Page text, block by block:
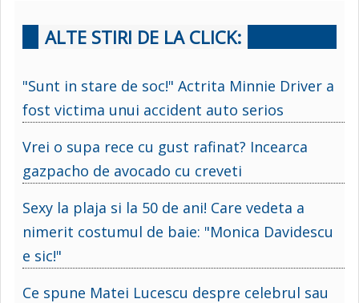
ALTE STIRI DE LA CLICK:
"Sunt in stare de soc!" Actrita Minnie Driver a
fost victima unui accident auto serios
Vrei o supa rece cu gust rafinat? Incearca
gazpacho de avocado cu creveti
Sexy la plaja si la 50 de ani! Care vedeta a
nimerit costumul de baie: "Monica Davidescu
e sic!"
Ce spune Matei Lucescu despre celebrul sau